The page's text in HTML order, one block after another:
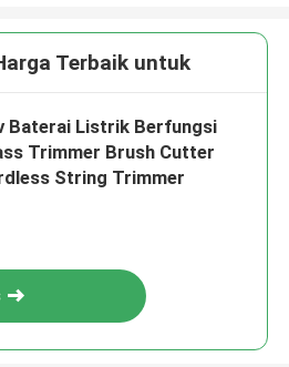
Kirimkan
Terbaik untuk
Baterai Listrik Berfungsi
Trimmer Brush Cutter
String Trimmer